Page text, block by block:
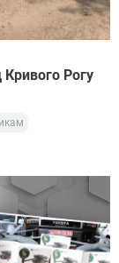
Кривого Рогу